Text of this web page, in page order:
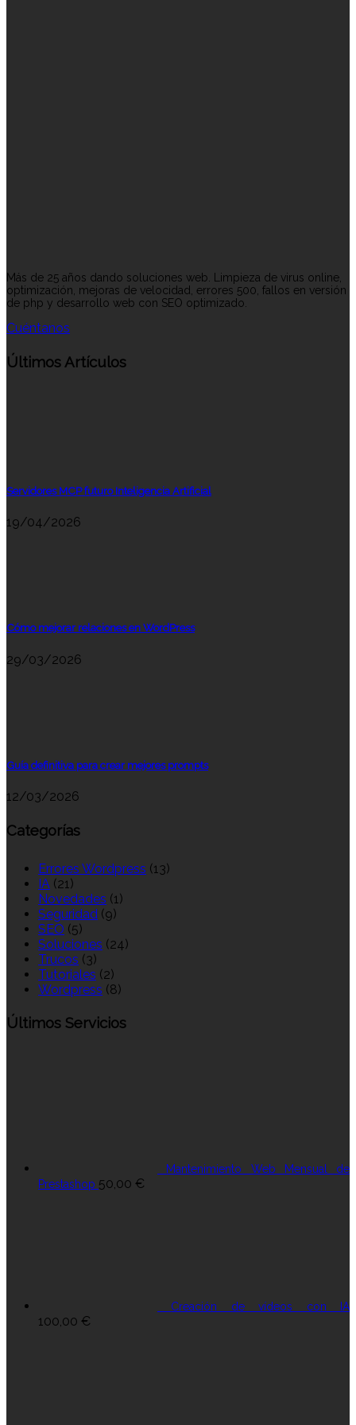
Más de 25 años dando soluciones web. Limpieza de virus online,
optimización, mejoras de velocidad, errores 500, fallos en versión
de php y desarrollo web con SEO optimizado.
Cuéntanos
Últimos Artículos
Servidores MCP futuro Inteligencia Artificial
19/04/2026
Cómo mejorar relaciones en WordPress
29/03/2026
Guía definitiva para crear mejores prompts
12/03/2026
Categorías
Errores Wordpress (13)
IA (21)
Novedades (1)
Seguridad (9)
SEO (5)
Soluciones (24)
Trucos (3)
Tutoriales (2)
Wordpress (8)
Últimos Servicios
Mantenimiento Web Mensual de
Prestashop 50,00 €
Creación de vídeos con IA
100,00 €